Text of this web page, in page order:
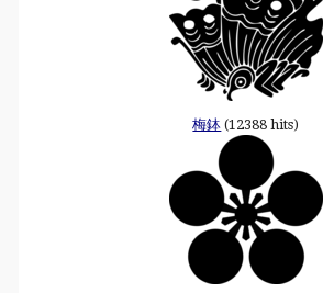
梅鉢 (12388 hits)